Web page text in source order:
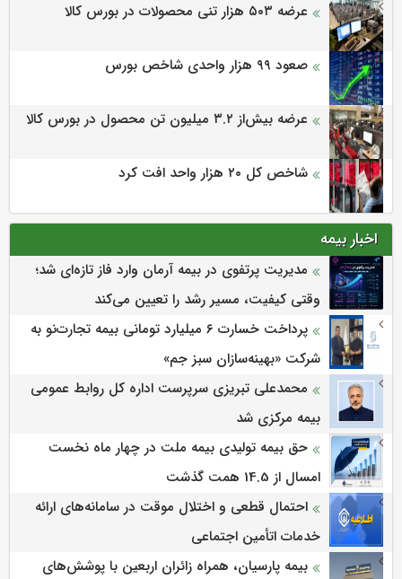
عرضه ۵۰۳ هزار تنی محصولات در بورس کالا
صعود ۹۹ هزار واحدی شاخص بورس
عرضه بیش‌از ۳.۲ میلیون تن محصول در بورس کالا
شاخص کل ۲۰ هزار واحد افت کرد
اخبار بیمه
مدیریت پرتفوی در بیمه آرمان وارد فاز تازه‌ای شد؛
وقتی کیفیت، مسیر رشد را تعیین می‌کند
پرداخت خسارت ۶ میلیارد تومانی بیمه تجارت‌نو به
شرکت «بهینه‌سازان سبز جم»
محمدعلی تبریزی سرپرست اداره كل روابط عمومی
بیمه مركزی شد
حق بیمه تولیدی بیمه ملت در چهار ماه نخست
امسال از 14.5 همت گذشت
احتمال قطعی و اختلال موقت در سامانه‌های ارائه
خدمات اتأمین اجتماعی
بیمه پارسیان، همراه زائران اربعین با پوشش‌های